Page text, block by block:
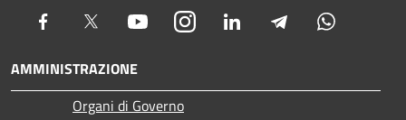
Facebook Twitter YoutubeInstagram LinkedIn Telegram
AMMINISTRAZIONE
Organi di Governo